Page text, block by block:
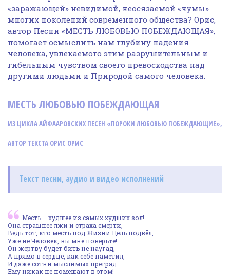
«заражающей» невидимой, неосязаемой «чумы»
многих поколений современного общества? Орис,
автор Песни «МЕСТЬ ЛЮБОВЬЮ ПОБЕЖДАЮЩАЯ»,
помогает осмыслить нам глубину падения
человека, увлекаемого этим разрушительным и
гибельным чувством своего превосходства над
другими людьми и Природой самого человека.
МЕСТЬ ЛЮБОВЬЮ ПОБЕЖДАЮЩАЯ
ИЗ ЦИКЛА АЙФААРОВСКИХ ПЕСЕН «ПОРОКИ ЛЮБОВЬЮ ПОБЕЖДАЮЩИЕ»,
АВТОР ТЕКСТА ОРИС ОРИС
Текст песни, аудио и видео исполнений
Месть – худшее из самых худших зол!
Она страшнее лжи и страха смерти,
Ведь тот, кто месть под Жизни Цель подвёл,
Уже не Человек, вы мне поверьте!
Он жертву будет бить не наугад,
А прямо в сердце, как себе наметил,
И даже сотни мыслимых преград
Ему никак не помешают в этом!